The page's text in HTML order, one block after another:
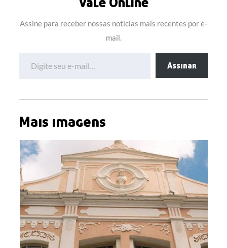
Assine para receber nossas notícias mais recentes por e-
mail.
Assinar
Mais imagens